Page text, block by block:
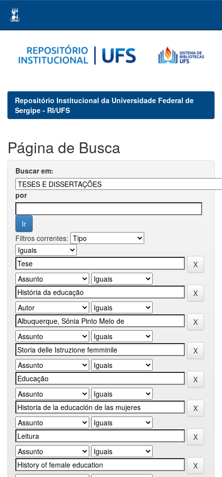
navigation
Repositório Institucional da Universidade Federal de
Sergipe - RI/UFS
Página de Busca
Buscar em:
por
Filtros correntes: